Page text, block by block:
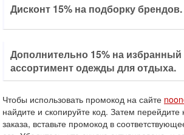
Дисконт 15% на подборку брендов.
Дополнительно 15% на избранный
ассортимент одежды для отдыха.
Чтобы использовать промокод на сайте
найдите и скопируйте код. Затем
заказа, вставьте промокод в